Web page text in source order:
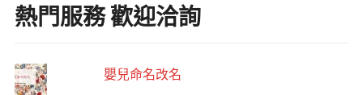
熱門服務 歡迎洽詢
嬰兒命名改名